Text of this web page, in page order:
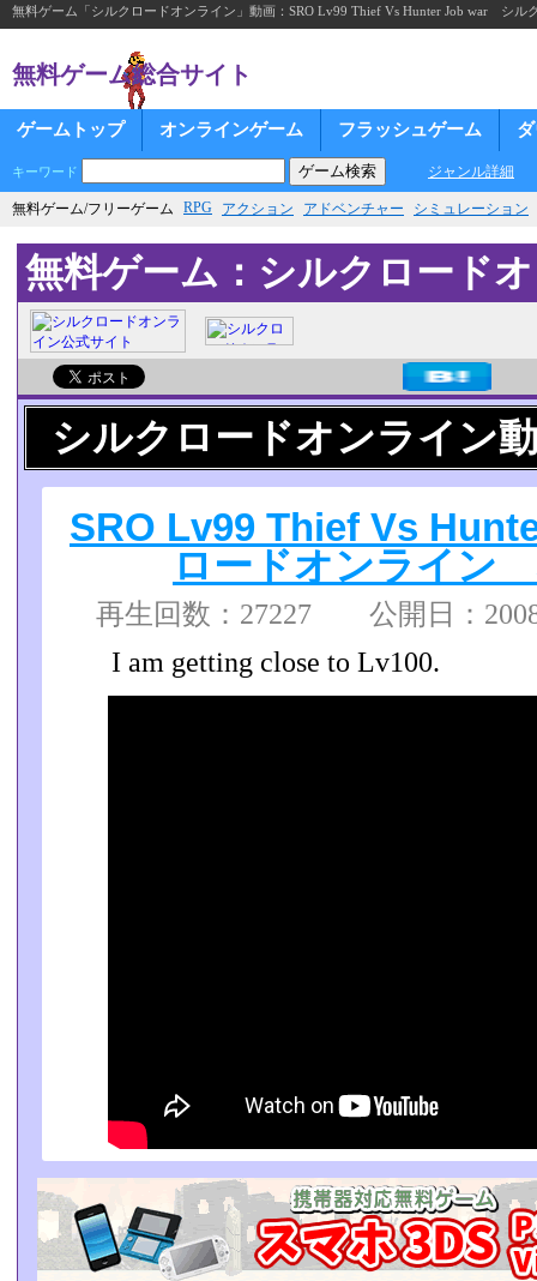
無料ゲーム「シルクロードオンライン」動画：SRO Lv99 Thief Vs Hunter Job war シ
無料ゲーム総合サイト
ゲームトップ オンラインゲーム フラッシュゲーム
キーワード ジャンル詳細
無料ゲーム/フリーゲーム RPG アクション アドベンチャー シミュレーション
無料ゲーム：シルクロード
シルクロードオンライン
SRO Lv99 Thief Vs
ロードオンライ
再生回数：27227 公開日：
I am getting close to Lv100.